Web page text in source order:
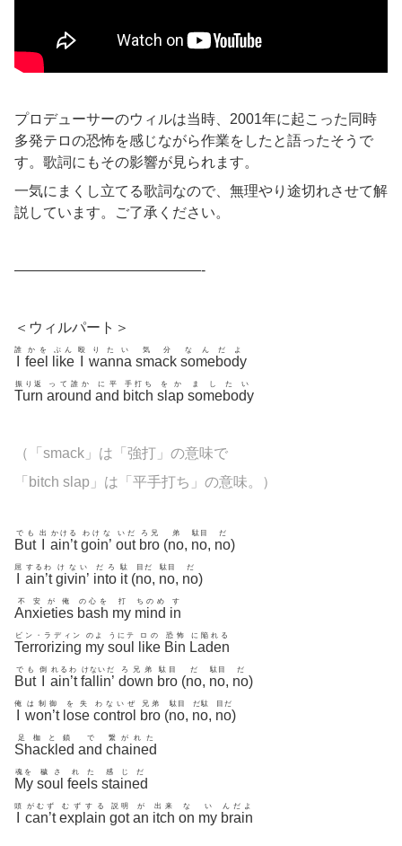
プロデューサーのウィルは当時、2001年に起こった同時
多発テロの恐怖を感じながら作業をしたと語ったそうで
す。歌詞にもその影響が見られます。
一気にまくし立てる歌詞なので、無理やり途切れさせて解
説しています。ご了承ください。
—————————————-
＜ウィルパート＞
誰
feel
かを
like
ぶん 殴
wanna
りたい
smack
気分
somebody
なんだよ
Turn
振り返
around
って誰か
and
に平
bitch
手打ち
slap
をか
somebody
ましたい
（「smack」は「強打」の意味で
「bitch slap」は「平手打ち」の意味。）
But
でも 出
ain’t
かける
goin’
わけな
out
いだ
bro
ろ兄
(no
弟
, no
駄目
, no
だ
)
屈
ain’t
するわ
givin’
けない
into
だろ
it
駄
(no
目だ
, no
駄目
, no
だ
)
Anxieties
不安が俺
bash
の心を
my
打
mind
ちのめ
in
す
Terrorizing
ビン・ラディン
my
のよ
soul
うにテ
like
ロの
Bin
恐怖
Laden
に陥れる
But
でも 倒
ain’t
れるわ
fallin’
けないだ
down
ろ兄弟
bro
駄目
(no
だ
, no
駄目
, no
だ
)
俺
won’t
は制御
lose
を失
control
わないぜ
bro
兄弟
(no
駄目
, no
だ駄
, no
目だ
)
Shackled
足枷と鎖
and
で
chained
繋がれた
My
魂を
soul
穢さ
feels
れた
stained
感じだ
頭
can’t
がむず
explain
むずする
got
説明
an
が
itch
出来
on
な
my
い
brain
んだよ